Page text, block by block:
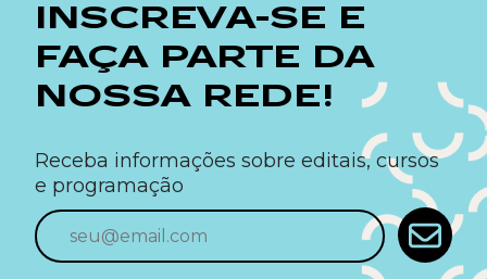
INSCREVA-SE E
FAÇA PARTE DA
NOSSA REDE!
Receba informações sobre editais, cursos
e programação